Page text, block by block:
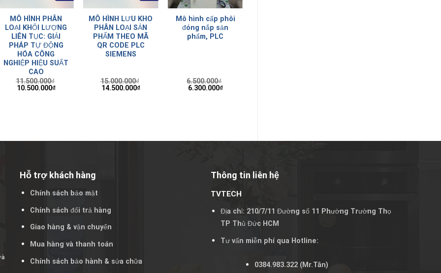
MÔ HÌNH PHÂN
LOẠI KHỐI LƯỢNG
LIÊN TỤC: GIẢI
PHÁP TỰ ĐỘNG
HÓA CÔNG
NGHIỆP HIỆU SUẤT
CAO
11.500.000₫
10.500.000₫
MÔ HÌNH LƯU KHO
PHÂN LOẠI SẢN
PHẨM THEO MÃ
QR CODE PLC
SIEMENS
15.000.000₫
14.500.000₫
Mô hình cấp phôi
đóng nắp sản
phẩm, PLC
6.500.000₫
6.300.000₫
Hỗ trợ khách hàng
Chính sách bảo mật
Chính sách đổi trả hàng
Giao hàng & vận chuyển
Mua hàng và thanh toán
Chính sách bảo hành & sửa chữa
Thông tin liên hệ
TVTECH
Địa chỉ: 210/7/11 Đường số 11 Phường Trường Thọ
TP Thủ Đức HCM
Tư vấn miễn phí qua Hotline:
0384.983.322 (Mr.Tân)